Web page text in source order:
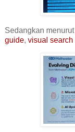
Sedangkan menurut
guide, visual search